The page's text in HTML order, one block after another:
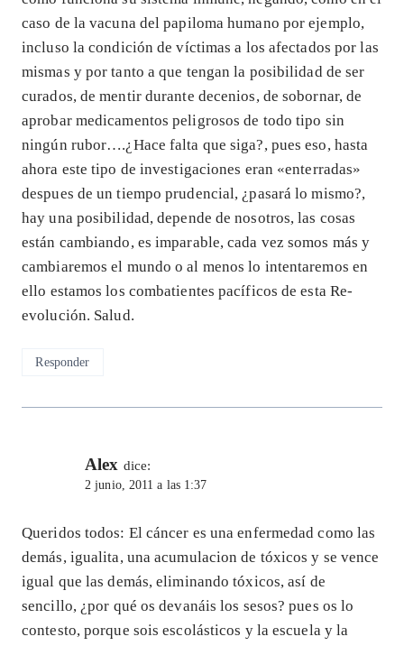
caso de la vacuna del papiloma humano por ejemplo,
incluso la condición de víctimas a los afectados por las
mismas y por tanto a que tengan la posibilidad de ser
curados, de mentir durante decenios, de sobornar, de
aprobar medicamentos peligrosos de todo tipo sin
ningún rubor….¿Hace falta que siga?, pues eso, hasta
ahora este tipo de investigaciones eran «enterradas»
despues de un tiempo prudencial, ¿pasará lo mismo?,
hay una posibilidad, depende de nosotros, las cosas
están cambiando, es imparable, cada vez somos más y
cambiaremos el mundo o al menos lo intentaremos en
ello estamos los combatientes pacíficos de esta Re-
evolución. Salud.
Responder
Alex dice:
2 junio, 2011 a las 1:37
Queridos todos: El cáncer es una enfermedad como las
demás, igualita, una acumulacion de tóxicos y se vence
igual que las demás, eliminando tóxicos, así de
sencillo, ¿por qué os devanáis los sesos? pues os lo
contesto, porque sois escolásticos y la escuela y la